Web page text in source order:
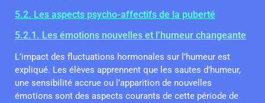
5.2. Les aspects psycho-affectifs de la puberté
5.2.1. Les émotions nouvelles et l’humeur changeante
L’impact des fluctuations hormonales sur l’humeur est
expliqué. Les élèves apprennent que les sautes d’humeur,
une sensibilité accrue ou l’apparition de nouvelles
émotions sont des aspects courants de cette période de